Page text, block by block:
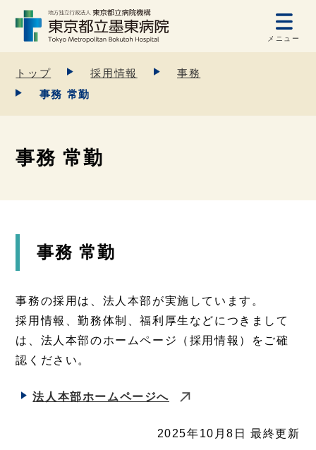
メニュー
トップ 採用情報
事務
事務 常勤
事務 常勤
事務 常勤
事務の採用は、法人本部が実施しています。
採用情報、勤務体制、福利厚生などにつきまして
は、法人本部のホームページ（採用情報）をご確
認ください。
法人本部ホームページへ
2025年10月8日 最終更新